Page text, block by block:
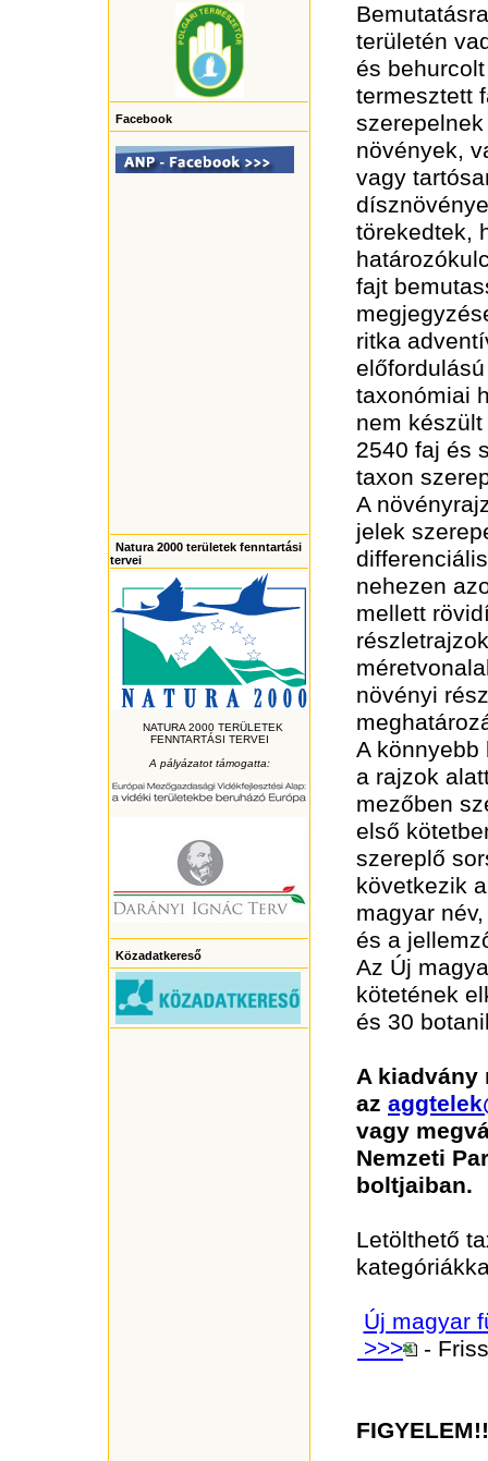
Facebook
Natura 2000 területek fenntartási
tervei
NATURA 2000 TERÜLETEK
FENNTARTÁSI TERVEI
A pályázatot támogatta:
Közadatkereső
területén
és
termesztett
növények,
vagy
törekedtek,
fajt
ritka
taxonómiai
nem
2540 faj és
taxon
A
jelek
nehezen
mellett
növényi
A könnyebb
a rajzok
mezőben
első
szereplő
következik
magyar
és a
Az Új
kötetének
és 30
A kiadvány
az
vagy
Nemzeti
boltjaiban.
Letölthető
Új magyar
>>>
-